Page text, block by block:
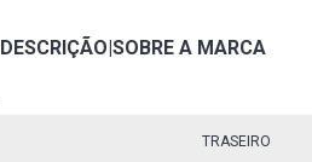
DESCRIÇÃO|SOBRE A MARCA
TRASEIRO